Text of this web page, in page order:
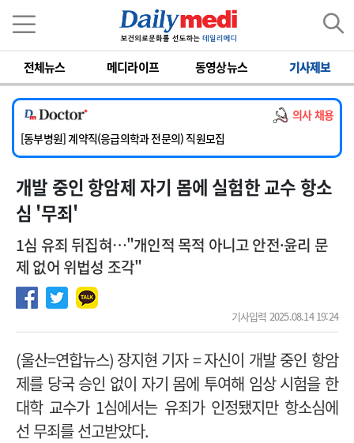
전체뉴스 메디라이프 동영상뉴스 기사제보
의사 채용
[서울아산병원] 2026년 하반기 인턴 모집
[영남대학교의료원] 마취통증의학과 임기제 임상의사 채용
[충남대학교병원] 소아청소년과(소아응급전담) 계약직 의사 공개채용
[동부병원] 계약직(응급의학과 전문의) 직원모집
[이대목동병원] 하반기 전공의(레지던트1년차) 모집
[서울아산병원] 2026년 하반기 인턴 모집
[영남대학교의료원] 마취통증의학과 임기제 임상의사 채용
개발 중인 항암제 자기 몸에 실험한 교수 항소
심 '무죄'
1심 유죄 뒤집혀…"개인적 목적 아니고 안전·윤리 문
제 없어 위법성 조각"
기사입력 2025.08.14 19:24
(울산=연합뉴스) 장지현 기자=자신이 개발 중인 항암
제를 당국 승인 없이 자기 몸에 투여해 임상 시험을 한
대학 교수가 1심에서는 유죄가 인정됐지만 항소심에
선 무죄를 선고받았다.